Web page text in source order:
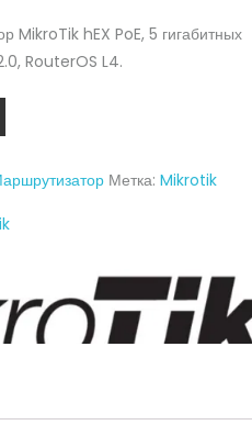
MikroTik hEX PoE, 5 гигабитных
RouterOS L4.
Метка: Mikrotik